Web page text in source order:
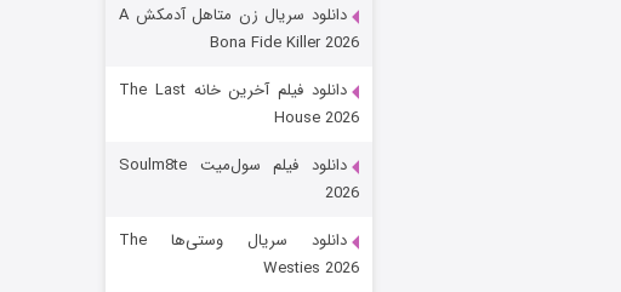
قسمت۲ (زیرنویس)
دانلود سریال زن متاهل آدمکش A
Bona Fide Killer 2026
دانلود فیلم آخرین خانه The Last
House 2026
دانلود فیلم سول‌میت Soulm8te
2026
دانلود سریال وستی‌ها The
Westies 2026